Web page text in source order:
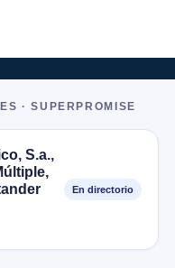
· SUPERPROMISE
S.a.,
En directorio